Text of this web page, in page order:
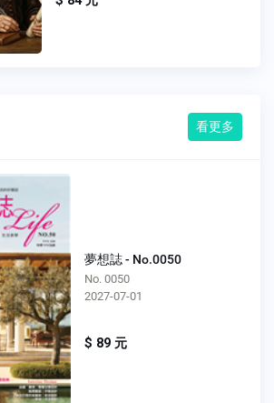
看更多
夢想誌 - No.0050
No. 0050
2027-07-01
$ 89 元